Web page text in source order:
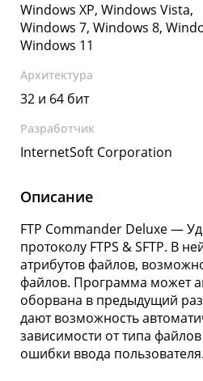
Windows XP, Windows Vista,
Windows 7, Windows 8,
Windows 11
Архитектура
32 и 64 бит
Разработчик
InternetSoft Corporation
Описание
FTP Commander Deluxe —
протоколу FTPS & SFTP. В
атрибутов файлов,
файлов. Программа может
оборвана в предыдущий
дают возможность
зависимости от типа
ошибки ввода пользователя.